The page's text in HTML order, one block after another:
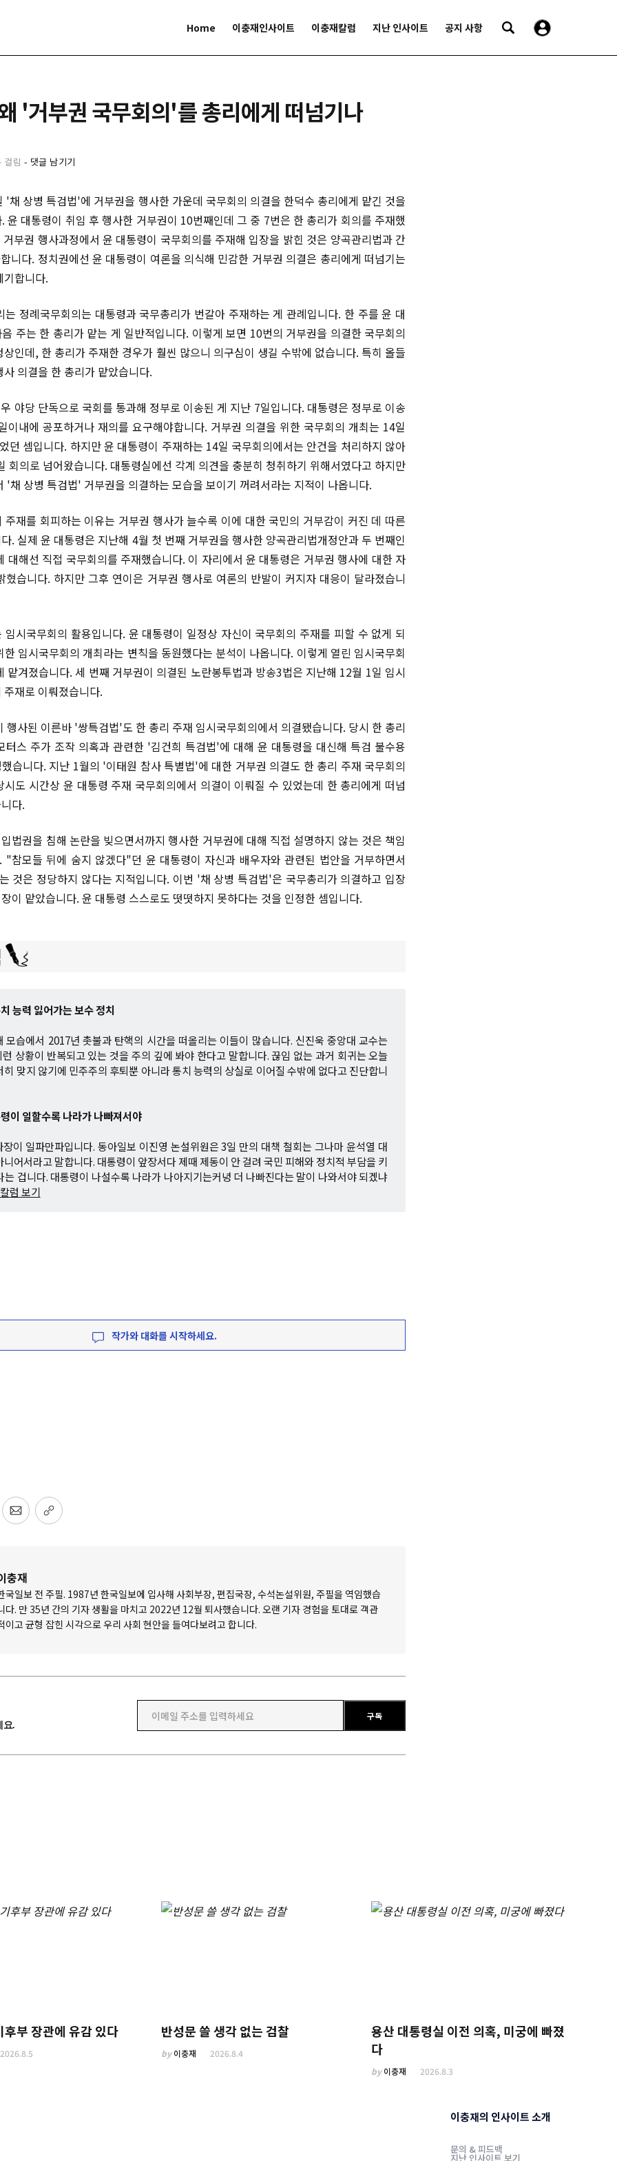
Home 이충재인사이트 이충재칼럼 지난 인사이트 공지 사항
'거부권 국무회의'를 총리에게 떠넘기나
걸림 - 댓글 남기기
'채 상병 특검법'에 거부권을 행사한 가운데 국무회의 의결을 한덕수 총리에게 맡긴 것을
윤 대통령이 취임 후 행사한 거부권이 10번째인데 그 중 7번은 한 총리가 회의를 주재했
부권 행사과정에서 윤 대통령이 국무회의를 주재해 입장을 밝힌 것은 양곡관리법과 간
니다. 정치권에선 윤 대통령이 여론을 의식해 민감한 거부권 의결은 총리에게 떠넘기는
기합니다.
는 정례국무회의는 대통령과 국무총리가 번갈아 주재하는 게 관례입니다. 한 주를 윤 대
주는 한 총리가 맡는 게 일반적입니다. 이렇게 보면 10번의 거부권을 의결한 국무회의
인데, 한 총리가 주재한 경우가 훨씬 많으니 의구심이 생길 수밖에 없습니다. 특히 올들
의결을 한 총리가 맡았습니다.
야당 단독으로 국회를 통과해 정부로 이송된 게 지난 7일입니다. 대통령은 정부로 이송
이내에 공포하거나 재의를 요구해야합니다. 거부권 의결을 위한 국무회의 개최는 14일
던 셈입니다. 하지만 윤 대통령이 주재하는 14일 국무회의에서는 안건을 처리하지 않아
회의로 넘어왔습니다. 대통령실에선 각계 의견을 충분히 청취하기 위해서였다고 하지만
'채 상병 특검법' 거부권을 의결하는 모습을 보이기 꺼려서라는 지적이 나옵니다.
주재를 회피하는 이유는 거부권 행사가 늘수록 이에 대한 국민의 거부감이 커진 데 따른
. 실제 윤 대통령은 지난해 4월 첫 번째 거부권을 행사한 양곡관리법개정안과 두 번째인
대해선 직접 국무회의를 주재했습니다. 이 자리에서 윤 대통령은 거부권 행사에 대한 자
혔습니다. 하지만 그후 연이은 거부권 행사로 여론의 반발이 커지자 대응이 달라졌습니
임시국무회의 활용입니다. 윤 대통령이 일정상 자신이 국무회의 주재를 피할 수 없게 되
임시국무회의 개최라는 변칙을 동원했다는 분석이 나옵니다. 이렇게 열린 임시국무회
맡겨졌습니다. 세 번째 거부권이 의결된 노란봉투법과 방송3법은 지난해 12월 1일 임시
재로 이뤄졌습니다.
행사된 이른바 '쌍특검법'도 한 총리 주재 임시국무회의에서 의결됐습니다. 당시 한 총리
터스 주가 조작 의혹과 관련한 '김건희 특검법'에 대해 윤 대통령을 대신해 특검 불수용
습니다. 지난 1월의 '이태원 참사 특별법'에 대한 거부권 의결도 한 총리 주재 국무회의
시도 시간상 윤 대통령 주재 국무회의에서 의결이 이뤄질 수 있었는데 한 총리에게 떠넘
다.
법권을 침해 논란을 빚으면서까지 행사한 거부권에 대해 직접 설명하지 않는 것은 책임
"참모들 뒤에 숨지 않겠다"던 윤 대통령이 자신과 배우자와 관련된 법안을 거부하면서
것은 정당하지 않다는 지적입니다. 이번 '채 상병 특검법'은 국무총리가 의결하고 입장
이 맡았습니다. 윤 대통령 스스로도 떳떳하지 못하다는 것을 인정한 셈입니다.
능력 잃어가는 보수 정치
모습에서 2017년 촛불과 탄핵의 시간을 떠올리는 이들이 많습니다. 신진욱 중앙대 교수는
상황이 반복되고 있는 것을 주의 깊에 봐야 한다고 말합니다. 끊임 없는 과거 회귀는 오늘
히 맞지 않기에 민주주의 후퇴뿐 아니라 통치 능력의 상실로 이어질 수밖에 없다고 진단합니
이 일할수록 나라가 나빠져서야
이 일파만파입니다. 동아일보 이진영 논설위원은 3일 만의 대책 철회는 그나마 윤석열 대
어서라고 말합니다. 대통령이 앞장서다 제때 제동이 안 걸려 국민 피해와 정치적 부담을 키
는 겁니다. 대통령이 나설수록 나라가 나아지기는커녕 더 나빠진다는 말이 나와서야 되겠냐
럼 보기
작가와 대화를 시작하세요.
충재
국일보 전 주필. 1987년 한국일보에 입사해 사회부장, 편집국장, 수석논설위원, 주필을 역임했습
다. 만 35년 간의 기자 생활을 마치고 2022년 12월 퇴사했습니다. 오랜 기자 경험을 토대로 객관
이고 균형 잡힌 시각으로 우리 사회 현안을 들여다보려고 합니다.
요. 이메일 주소를 입력하세요
구독
부 장관에 유감 있다
2026.8.5
반성문 쓸 생각 없는 검찰
by이충재 2026.8.4
용산 대통령실 이전 의혹, 미궁에 빠졌
다
by이충재 2026.8.3
이충재의 인사이트 소개
문의 & 피드백
지난 인사이트 보기